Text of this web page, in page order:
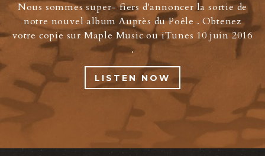
Nous sommes super- fiers d'annoncer la sortie de
notre nouvel album Auprès du Poêle . Obtenez
votre copie sur Maple Music ou iTunes 10 juin 2016
.
LISTEN NOW